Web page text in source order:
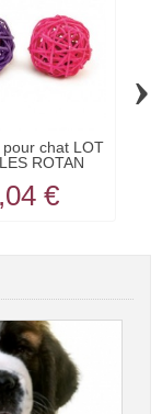
pour chat LOT
ROTAN
€
›